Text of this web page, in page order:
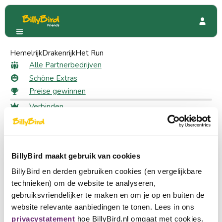
BillyBird maakt gebruik van cookies
BillyBird en derden gebruiken cookies (en vergelijkbare
technieken) om de website te analyseren,
gebruiksvriendelijker te maken en om je op en buiten de
website relevante aanbiedingen te tonen. Lees in ons
privacystatement hoe BillyBird.nl omgaat met cookies.
HemelrijkDrakenrijkHet Run
Alle Partnerbedrijven
Schöne Extras
Preise gewinnen
Verbinden
Anmeldung
Wählen Sie eine Sprache
Nederlands
English
Deutsch
Ein Partner werden
Bloemenpark Appeltern
Bloemenpark Appeltern
436 Friends